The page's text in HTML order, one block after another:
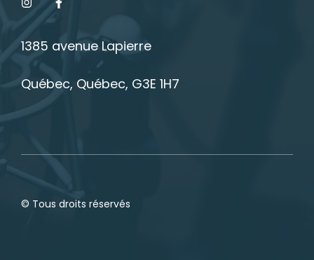
1385 avenue Lapierre
Québec, Québec, G3E 1H7
© Tous droits réservés